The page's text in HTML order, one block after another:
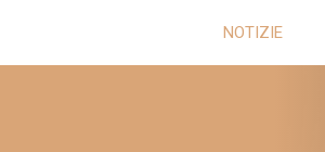
NOTIZIE